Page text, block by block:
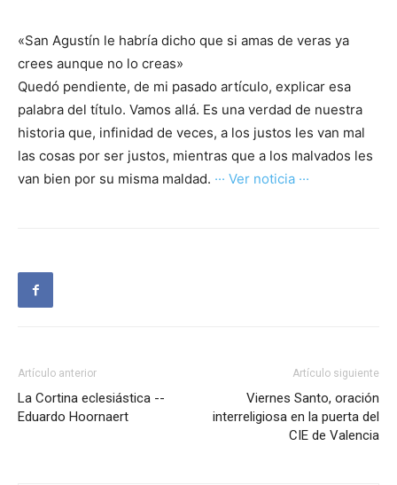
«San Agustín le habría dicho que si amas de veras ya
crees aunque no lo creas»
Quedó pendiente, de mi pasado artículo, explicar esa
palabra del título. Vamos allá. Es una verdad de nuestra
historia que, infinidad de veces, a los justos les van mal
las cosas por ser justos, mientras que a los malvados les
van bien por su misma maldad. ··· Ver noticia ···
Artículo anterior
La Cortina eclesiástica --
Eduardo Hoornaert
Artículo siguiente
Viernes Santo, oración
interreligiosa en la puerta del
CIE de Valencia